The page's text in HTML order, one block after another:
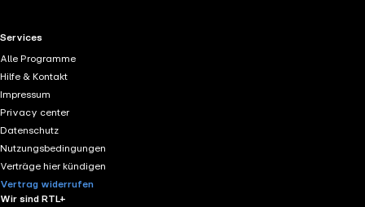
? Mit psychologischer Tiefe, gesellschaftlicher Schärfe und
und deren Grenzen im Spannungsfeld von Ehe, Freiheit und
diskutiert. Ein Klassiker über Liebe, Entscheidung & die Natur des
Menschen. ? Warum dieses Hörbuch? ✔ Goethes psychologischer
Gesellschaftsroman – tiefgründig & bewegend ✔ Themen: Liebe, Ehe,
Begehren, Pflicht & moralischer Konflikt ✔ Gesprochen von Sven
Görtz – einfühlsam, klar & mit literarischer Spannung ✔ Ideal für
Hörer klassischer Romane & anspruchsvoller Literatur ? Jetzt als
ungekürztes Hörbuch – intensiv, facettenreich & zeitlos relevant. ?
RTL+ useful links.
Services
Alle Programme
Hilfe & Kontakt
Impressum
Privacy center
Datenschutz
Nutzungsbedingungen
Verträge hier kündigen
Vertrag widerrufen
Wir sind RTL+